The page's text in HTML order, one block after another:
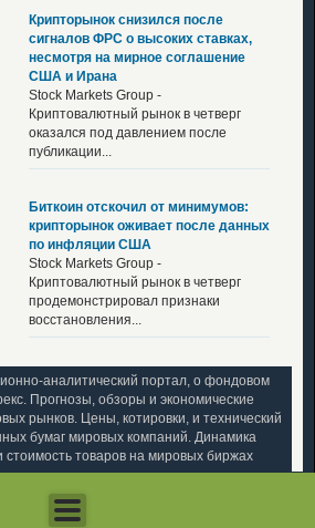
Крипторынок снизился после
сигналов ФРС о высоких ставках,
несмотря на мирное соглашение
США и Ирана
Stock Markets Group -
Криптовалютный рынок в четверг
оказался под давлением после
публикации...
Биткоин отскочил от минимумов:
крипторынок оживает после данных
по инфляции США
Stock Markets Group -
Криптовалютный рынок в четверг
продемонстрировал признаки
восстановления...
аналитический портал, о фондовом
Прогнозы, обзоры и экономические
рынков. Цены, котировки, и технический
бумаг мировых компаний. Динамика
стоимость товаров на мировых биржах